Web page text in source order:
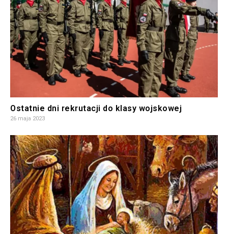
Ostatnie dni rekrutacji do klasy wojskowej
26 maja 2023